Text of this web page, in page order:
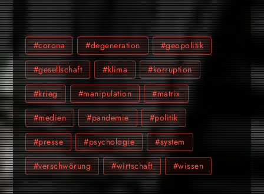
#corona #degeneration #geopolitik
#gesellschaft #klima #korruption
#krieg #manipulation #matrix
#medien #pandemie #politik
#presse #psychologie #system
#verschwörung #wirtschaft #wissen